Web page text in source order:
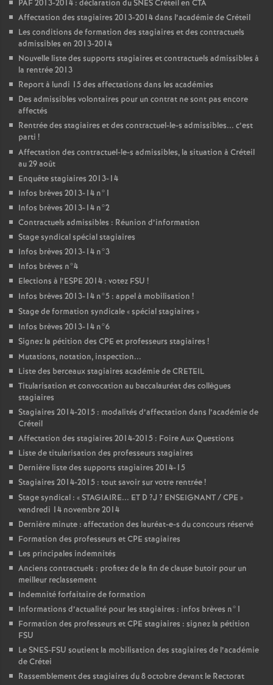
PAF2013-2014 : déclaration duSNESCréteil en CTA
Affectation des stagiaires 2013-2014 dans l’académie de Créteil
Les conditions de formation des stagiaires et des contractuels
admissibles en 2013-2014
Nouvelle liste des supports stagiaires et contractuels admissibles à
la rentrée 2013
Report à lundi 15 des affectations dans les académies
Des admissibles volontaires pour un contrat ne sont pas encore
affectés
Rentrée des stagiaires et des contractuel-le-s admissibles... c’est
parti !
Affectation des contractuel-le-s admissibles, la situation à Créteil
au 29 août
Enquête stagiaires 2013-14
Infos brèves 2013-14 n°1
Infos brèves 2013-14 n°2
Contractuels admissibles : Réunion d’information
Stage syndical spécial stagiaires
Infos brèves 2013-14 n°3
Infos brèves n°4
Elections à l’ESPE 2014 : votez FSU !
Infos brèves 2013-14 n°5 : appel à mobilisation !
Stage de formation syndicale «spécial stagiaires »
Infos brèves 2013-14 n°6
Signez la pétition des CPE et professeurs stagiaires !
Mutations, notation, inspection...
Liste des berceaux stagiaires académie deCRETEIL
Titularisation et convocation au baccalauréat des collègues
stagiaires
Stagiaires 2014-2015 : modalités d’affectation dans l’académie de
Créteil
Affectation des stagiaires 2014-2015 : Foire Aux Questions
Liste de titularisation des professeurs stagiaires
Dernière liste des supports stagiaires 2014-15
Stagiaires 2014-2015 : tout savoir sur votre rentrée!
Stage syndical : «STAGIAIRE... ET D ?J ? ENSEIGNANT/CPE »
vendredi 14 novembre 2014
Dernière minute : affectation des lauréat-e-s du concours réservé
Formation des professeurs etCPE stagiaires
Les principales indemnités
Anciens contractuels : profitez de la fin de clause butoir pour un
meilleur reclassement
Indemnité forfaitaire de formation
Informations d’actualité pour les stagiaires : infos brèves n°1
Formation des professeurs etCPE stagiaires : signez la pétition
FSU
LeSNES-FSU soutient la mobilisation des stagiaires de l’académie
de Crétei
Rassemblement des stagiaires du 8 octobre devant le Rectorat